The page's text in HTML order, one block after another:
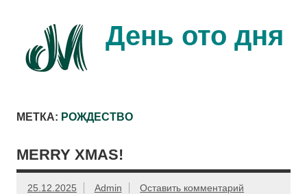
содержимому
День ото дня
МЕТКА: РОЖДЕСТВО
MERRY XMAS!
25.12.2025 Admin Оставить комментарий